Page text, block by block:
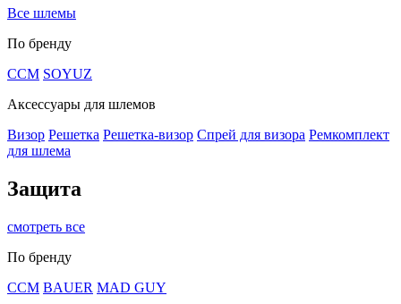
Все шлемы
По бренду
CCM SOYUZ
Аксессуары для шлемов
Визор Решетка Решетка-визор Спрей для визора Ремкомплект
для шлема
Защита
смотреть все
По бренду
CCM BAUER MAD GUY